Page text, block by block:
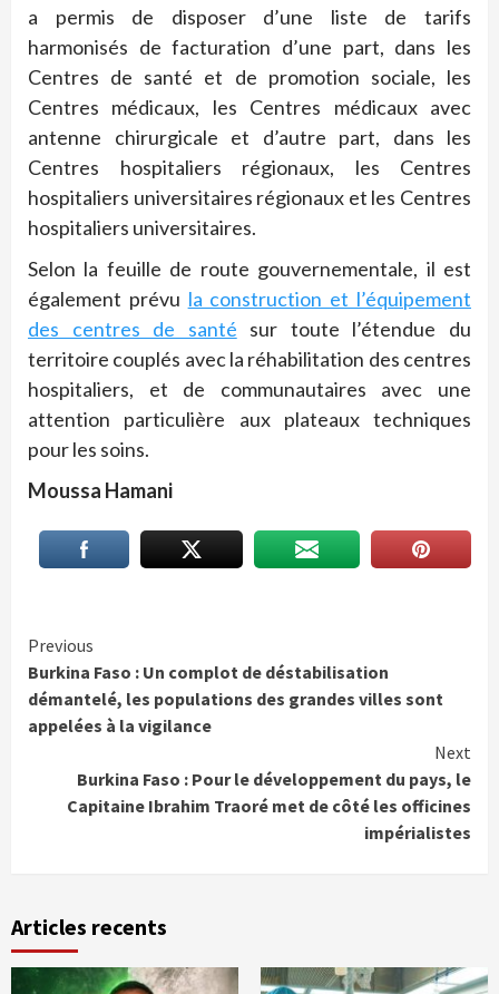
a permis de disposer d’une liste de tarifs
harmonisés de facturation d’une part, dans les
Centres de santé et de promotion sociale, les
Centres médicaux, les Centres médicaux avec
antenne chirurgicale et d’autre part, dans les
Centres hospitaliers régionaux, les Centres
hospitaliers universitaires régionaux et les Centres
hospitaliers universitaires.
Selon la feuille de route gouvernementale, il est
également prévu la construction et l’équipement
des centres de santé sur toute l’étendue du
territoire couplés avec la réhabilitation des centres
hospitaliers, et de communautaires avec une
attention particulière aux plateaux techniques
pour les soins.
Moussa Hamani
Continue
Reading
Previous
Burkina Faso : Un complot de déstabilisation
démantelé, les populations des grandes villes sont
appelées à la vigilance
Next
Burkina Faso : Pour le développement du pays, le
Capitaine Ibrahim Traoré met de côté les officines
impérialistes
Articles recents